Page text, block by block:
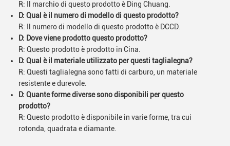
R: Il marchio di questo prodotto è Ding Chuang.
D: Qual è il numero di modello di questo prodotto?
R: Il numero di modello di questo prodotto è DCCD.
D: Dove viene prodotto questo prodotto?
R: Questo prodotto è prodotto in Cina.
D: Qual è il materiale utilizzato per questi taglialegna?
R: Questi taglialegna sono fatti di carburo, un materiale
resistente e durevole.
D: Quante forme diverse sono disponibili per questo
prodotto?
R: Questo prodotto è disponibile in varie forme, tra cui
rotonda, quadrata e diamante.